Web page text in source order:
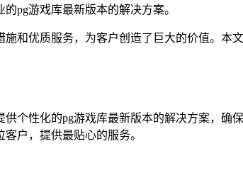
pg游戏库最新版本的解决方案。
和优质服务，为客户创造了巨大的价值。本
个性化的pg游戏库最新版本的解决方案，
户，提供最贴心的服务。